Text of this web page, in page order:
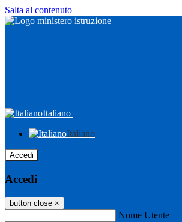
Salta al contenuto
Italiano
Italiano
Accedi
Accedi
button close ×
Nome Utente